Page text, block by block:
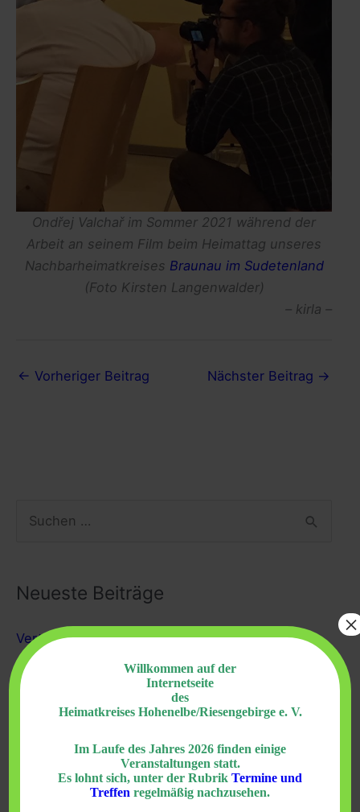
Ondřej Valchař im Sommer 2021 während der
Arbeit an seinem Film beim Heimattag unseres
Nachbarheimatkreises Braunau im Sudetenland
(Foto Kirsten Langenwalder)
– kirla –
← Vorheriger Beitrag Nächster Beitrag →
h
n
n
a
Neueste Beiträge
Vertrieben, nicht geflüchtet. Die Geschichte der
Sudetendeutschen 23. Juli 2026
Impressionen vom Heimattreffen im Kleinen
Elbetal 2026 3. Juli 2026
Neues Gemeindezentrum in Mittellangenau
Juni 2026
Einladung zum 64. Bundestreffen
Willkommen auf der
Internetseite
des
Heimatkreises Hohenelbe/Riesengebirge e. V.
Im Laufe des Jahres 2026 finden einige
Veranstaltungen statt.
Es lohnt sich, unter der Rubrik Termine und
Treffen regelmäßig nachzusehen.
×